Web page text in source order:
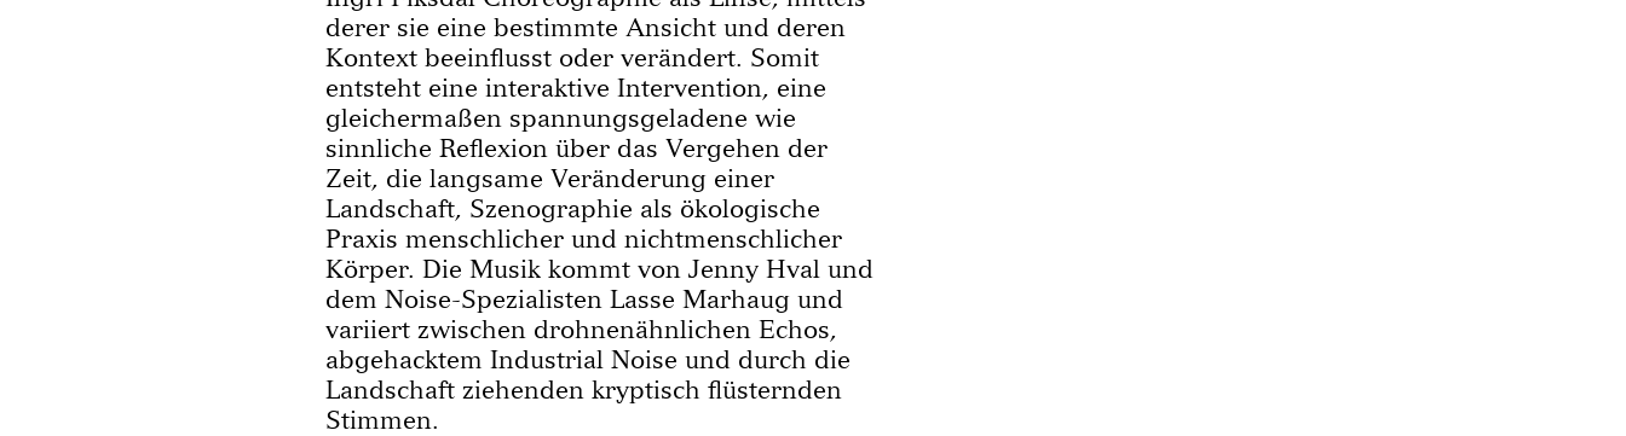
derer sie eine bestimmte Ansicht und deren
Kontext beeinflusst oder verändert. Somit
entsteht eine interaktive Intervention, eine
gleichermaßen spannungsgeladene wie
sinnliche Reflexion über das Vergehen der
Zeit, die langsame Veränderung einer
Landschaft, Szenographie als ökologische
Praxis menschlicher und nichtmenschlicher
Körper. Die Musik kommt von Jenny Hval und
dem Noise-Spezialisten Lasse Marhaug und
variiert zwischen drohnenähnlichen Echos,
abgehacktem Industrial Noise und durch die
Landschaft ziehenden kryptisch flüsternden
Stimmen.